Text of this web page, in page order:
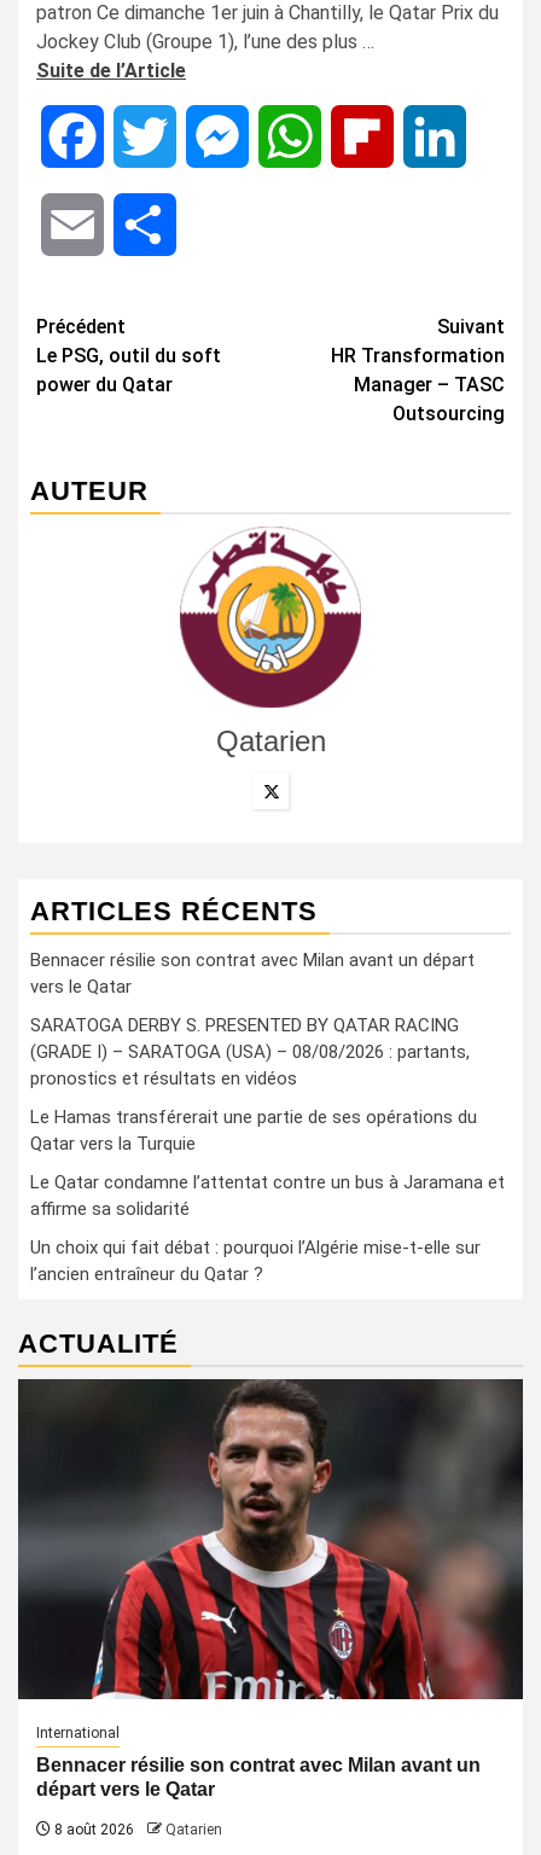
patron Ce dimanche 1er juin à Chantilly, le Qatar Prix du
Jockey Club (Groupe 1), l’une des plus …
Suite de l’Article
Facebook Twitter MessengerWhatsApp Flipboard
Email
Navigation
d’article
Précédent
Le PSG, outil du soft
power du Qatar
Suivant
HR Transformation
Manager – TASC
Outsourcing
AUTEUR
Qatarien
ARTICLES RÉCENTS
Bennacer résilie son contrat avec Milan avant un départ
vers le Qatar
SARATOGA DERBY S. PRESENTED BY QATAR RACING
(GRADE I) – SARATOGA (USA) – 08/08/2026 : partants,
pronostics et résultats en vidéos
Le Hamas transférerait une partie de ses opérations du
Qatar vers la Turquie
Le Qatar condamne l’attentat contre un bus à Jaramana et
affirme sa solidarité
Un choix qui fait débat : pourquoi l’Algérie mise-t-elle sur
l’ancien entraîneur du Qatar ?
ACTUALITÉ
International
Bennacer résilie son contrat avec Milan avant un
départ vers le Qatar
8 août 2026 Qatarien